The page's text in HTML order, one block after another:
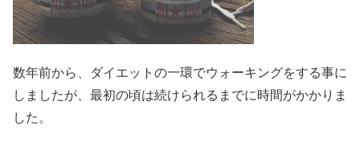
数年前から、ダイエットの一環でウォーキングをする事に
しましたが、最初の頃は続けられるまでに時間がかかりま
した。